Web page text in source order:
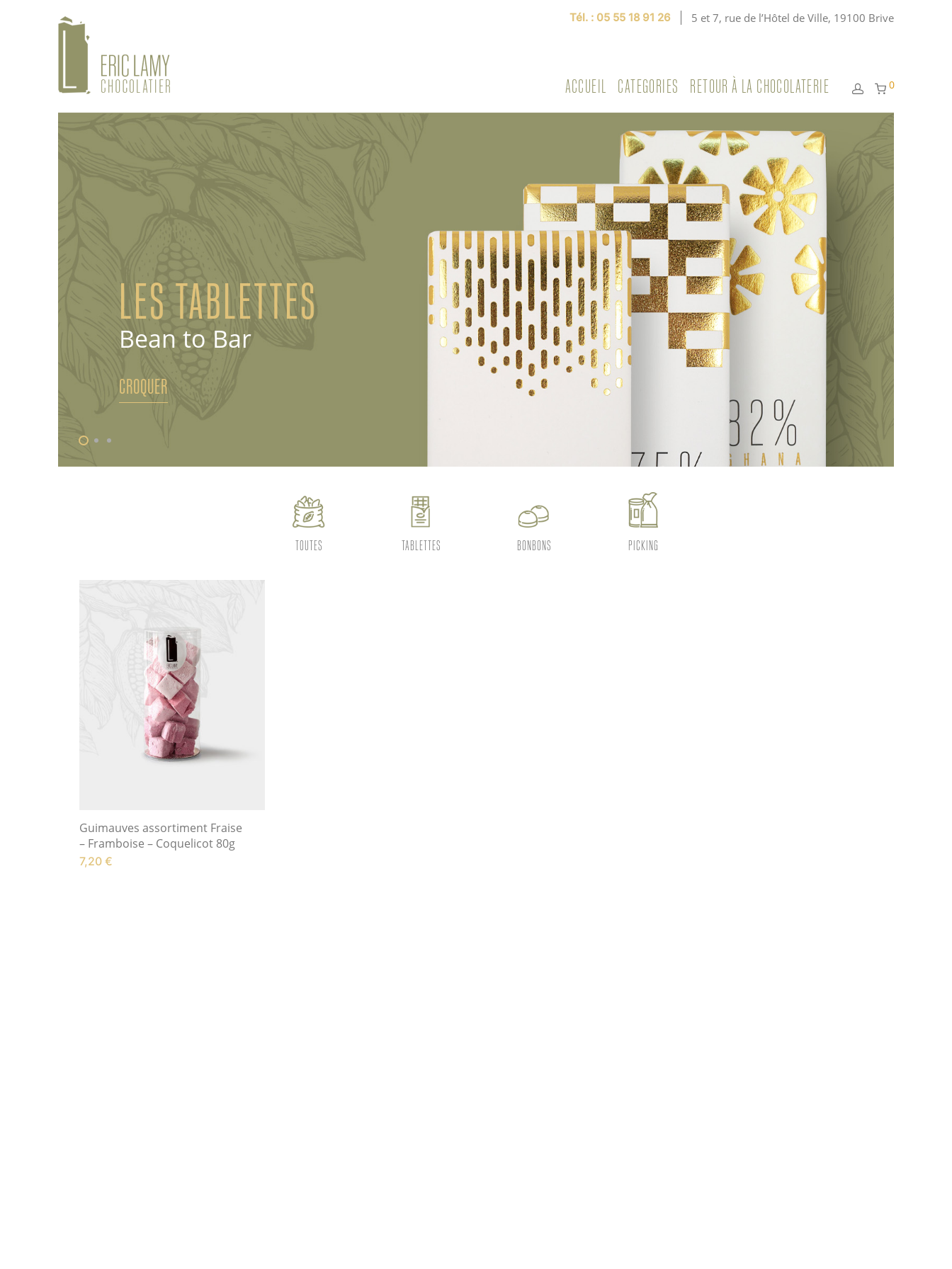
ACCUEIL CATEGORIES RETOUR À LA CHOCOLATERIE 0
Tél. : 05 55 18 91 26 5 et 7, rue de l’Hôtel de Ville, 19100 Brive
LES TABLETTES
Bean to Bar
CROQUER
TOUTES TABLETTES BONBONS PICKING
Guimauves assortiment Fraise
– Framboise – Coquelicot 80g
7,20 €